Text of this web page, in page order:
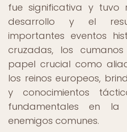
fue significativa y tuvo
desarrollo y el
importantes eventos
cruzadas, los
papel crucial como
los reinos europeos,
y conocimientos
fundamentales en
enemigos comunes.